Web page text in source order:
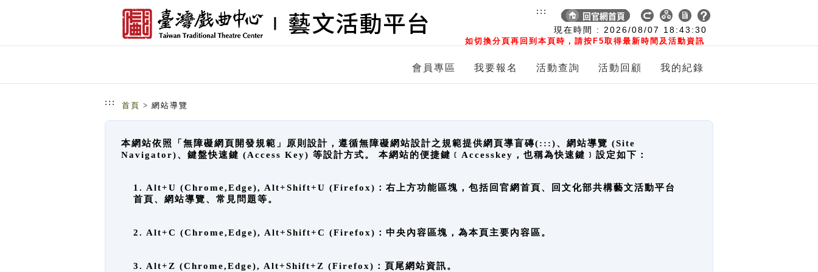
現在時間 : 2026/08/07 18:43:30
如切換分頁再回到本頁時，請按F5取得最新時間及活動資訊
:::
會員專區 我要報名 活動查詢 活動回顧 我的紀錄
::: 首頁 > 網站導覽
本網站依照「無障礙網頁開發規範」原則設計，遵循無障礙網站設計之規範提供網頁導盲磚(:::)、網站導覽 (Site
Navigator)、鍵盤快速鍵 (Access Key) 等設計方式。 本網站的便捷鍵﹝Accesskey，也稱為快速鍵﹞設定如下：
1. Alt+U (Chrome,Edge), Alt+Shift+U (Firefox)：右上方功能區塊，包括回官網首頁、回文化部共構藝文活動平台
首頁、網站導覽、常見問題等。
2. Alt+C (Chrome,Edge), Alt+Shift+C (Firefox)：中央內容區塊，為本頁主要內容區。
3. Alt+Z (Chrome,Edge), Alt+Shift+Z (Firefox)：頁尾網站資訊。